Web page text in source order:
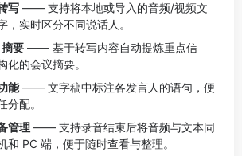
写 —— 支持将本地或导入的音频/视频文
，实时区分不同说话人。
要 —— 基于转写内容自动提炼重点信
化的会议摘要。
能—— 文字稿中标注各发言人的语句，便
分配。
管理 —— 支持录音结束后将音频与文本同
和 PC 端，便于随时查看与整理。